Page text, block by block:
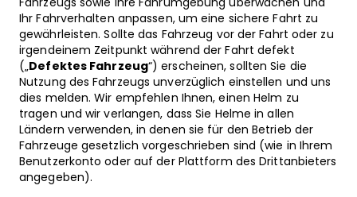
Ihr Fahrverhalten anpassen, um eine sichere Fahrt zu
gewährleisten. Sollte das Fahrzeug vor der Fahrt oder zu
irgendeinem Zeitpunkt während der Fahrt defekt
(„Defektes Fahrzeug“) erscheinen, sollten Sie die
Nutzung des Fahrzeugs unverzüglich einstellen und uns
dies melden. Wir empfehlen Ihnen, einen Helm zu
tragen und wir verlangen, dass Sie Helme in allen
Ländern verwenden, in denen sie für den Betrieb der
Fahrzeuge gesetzlich vorgeschrieben sind (wie in Ihrem
Benutzerkonto oder auf der Plattform des Drittanbieters
angegeben).